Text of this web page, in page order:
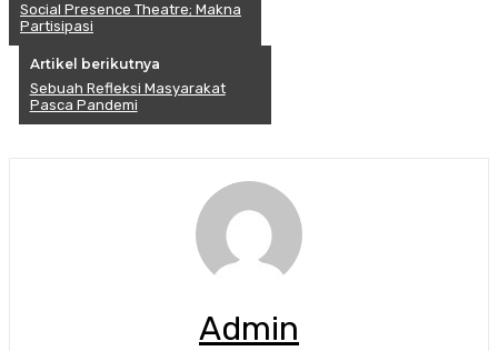
Social Presence Theatre; Makna
Partisipasi
Artikel berikutnya
Sebuah Refleksi Masyarakat
Pasca Pandemi
Admin